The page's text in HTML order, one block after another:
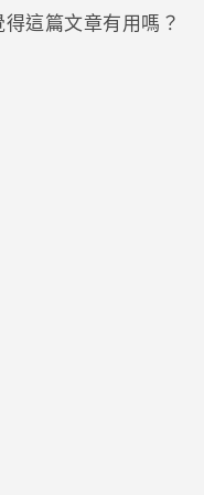
得這篇文章有用嗎？